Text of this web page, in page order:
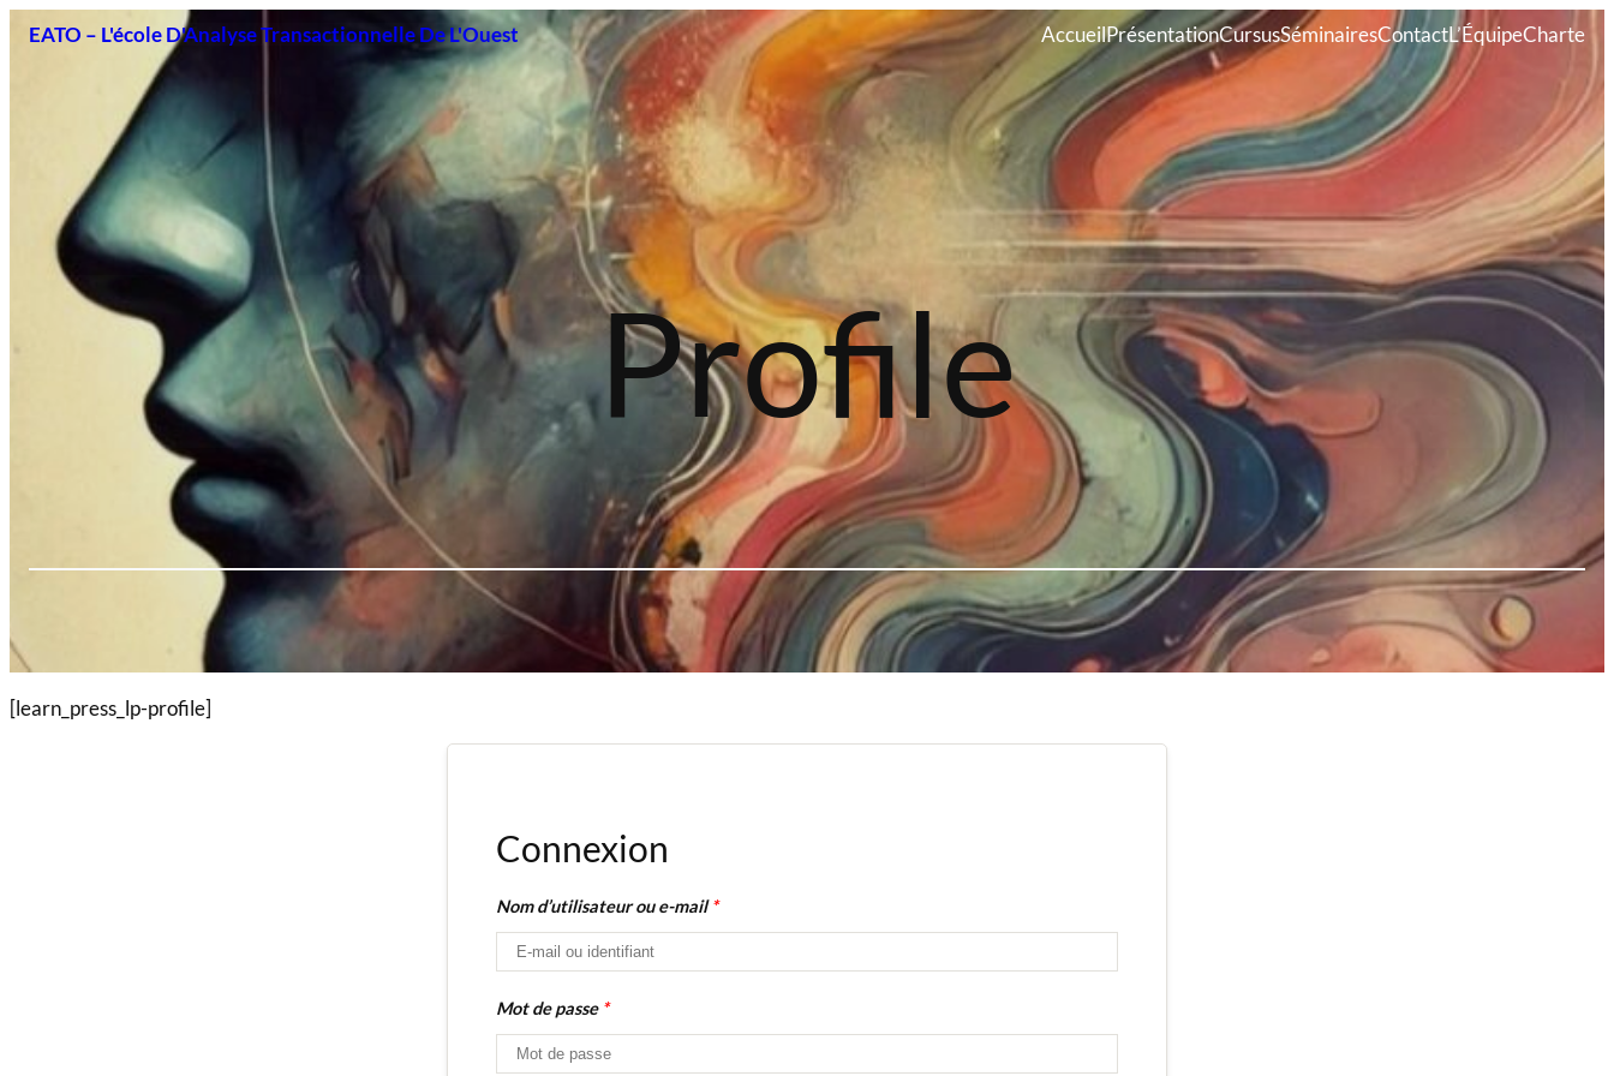
Aller
EATO – L'école D'Analyse Transactionnelle De L'Ouest AccueilPrésentationCursusSéminairesContactL’ÉquipeCharte
Profile
[learn_press_lp-profile]
Connexion
Nom d’utilisateur ou e-mail*
Mot de passe *